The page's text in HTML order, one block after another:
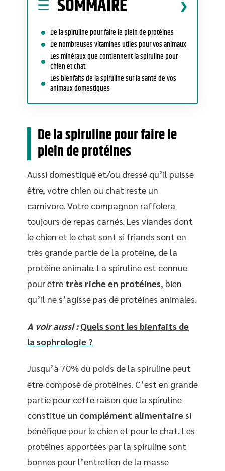
SOMMAIRE
De la spiruline pour faire le plein de protéines
De nombreuses vitamines utiles pour vos animaux
Les minéraux que contiennent la spiruline pour
chien et chat
Les bienfaits de la spiruline sur la santé de vos
animaux domestiques
De la spiruline pour faire le
plein de protéines
Aussi domestiqué et/ou dressé qu’il puisse
être, votre chien ou chat reste un
carnivore. Votre compagnon raffolera
toujours de repas carnés. Les viandes dont
le chien et le chat sont si friands sont en
très grande partie de la protéine, de la
protéine animale. La spiruline est connue
pour être très riche en protéines, bien
qu’il ne s’agisse pas de protéines animales.
A voir aussi : Quels sont les bienfaits de
la sophrologie ?
Jusqu’à 70% du poids de la spiruline peut
être composé de protéines. C’est en grande
partie pour cette raison que la spiruline
constitue un complément alimentaire si
bénéfique pour le chien et pour le chat. Les
protéines apportées par la spiruline sont
bonnes pour l’entretien de la masse